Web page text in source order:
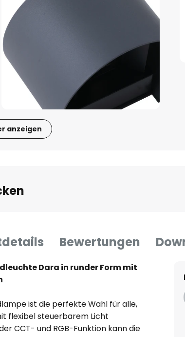
anzeigen
Bewertungen
Dara in runder Form mit
ist die perfekte Wahl für alle,
flexibel steuerbarem Licht
CCT- und RGB-Funktion kann die